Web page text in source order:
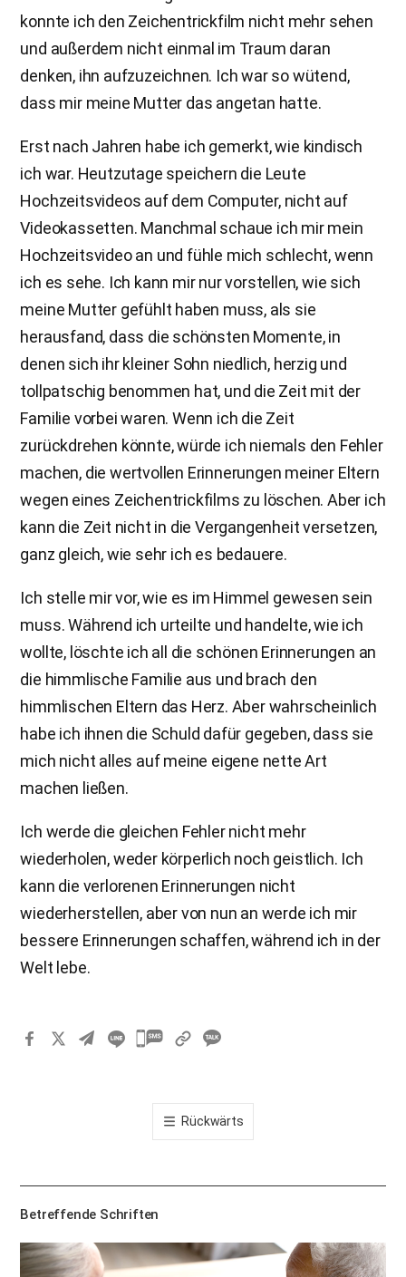
konnte ich den Zeichentrickfilm nicht mehr sehen
und außerdem nicht einmal im Traum daran
denken, ihn aufzuzeichnen. Ich war so wütend,
dass mir meine Mutter das angetan hatte.
Erst nach Jahren habe ich gemerkt, wie kindisch
ich war. Heutzutage speichern die Leute
Hochzeitsvideos auf dem Computer, nicht auf
Videokassetten. Manchmal schaue ich mir mein
Hochzeitsvideo an und fühle mich schlecht, wenn
ich es sehe. Ich kann mir nur vorstellen, wie sich
meine Mutter gefühlt haben muss, als sie
herausfand, dass die schönsten Momente, in
denen sich ihr kleiner Sohn niedlich, herzig und
tollpatschig benommen hat, und die Zeit mit der
Familie vorbei waren. Wenn ich die Zeit
zurückdrehen könnte, würde ich niemals den Fehler
machen, die wertvollen Erinnerungen meiner Eltern
wegen eines Zeichentrickfilms zu löschen. Aber ich
kann die Zeit nicht in die Vergangenheit versetzen,
ganz gleich, wie sehr ich es bedauere.
Ich stelle mir vor, wie es im Himmel gewesen sein
muss. Während ich urteilte und handelte, wie ich
wollte, löschte ich all die schönen Erinnerungen an
die himmlische Familie aus und brach den
himmlischen Eltern das Herz. Aber wahrscheinlich
habe ich ihnen die Schuld dafür gegeben, dass sie
mich nicht alles auf meine eigene nette Art
machen ließen.
Ich werde die gleichen Fehler nicht mehr
wiederholen, weder körperlich noch geistlich. Ich
kann die verlorenen Erinnerungen nicht
wiederherstellen, aber von nun an werde ich mir
bessere Erinnerungen schaffen, während ich in der
Welt lebe.
카
톡
공
기
Rückwärts
Betreffende Schriften